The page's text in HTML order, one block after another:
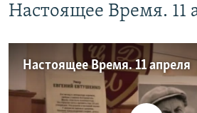
Настоящее Время. 11
Настоящее Время. 11 апреля